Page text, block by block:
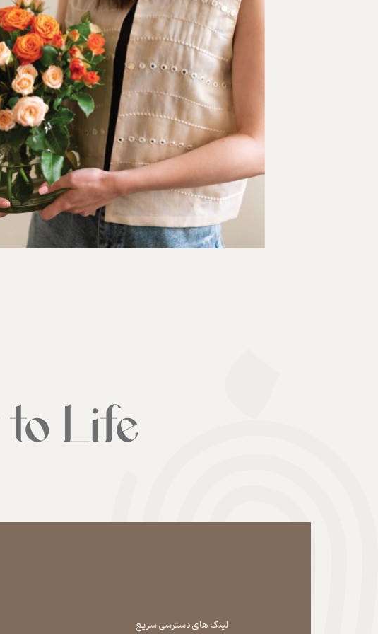
لینک های دسترسی سریع